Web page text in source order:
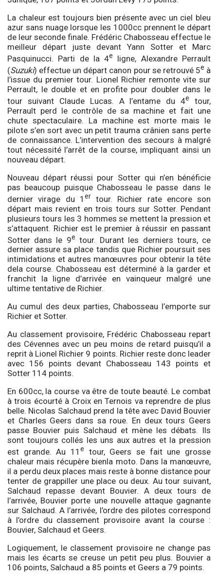
La chaleur est toujours bien présente avec un ciel bleu
azur sans nuage lorsque les 1000cc prennent le départ
de leur seconde finale. Frédéric Chabosseau effectue le
meilleur départ juste devant Yann Sotter et Marc
Pasquinucci. Parti de la 4e
ligne, Alexandre Perrault
(Suzuki) effectue un départ canon pour se retrouvé 5e à
l’issue du premier tour. Lionel Richier remonte vite sur
Perrault, le double et en profite pour doubler dans le
tour suivant Claude Lucas. A l’entame du 4e
tour,
Perrault perd le contrôle de sa machine et fait une
chute spectaculaire. La machine est morte mais le
pilote s’en sort avec un petit trauma crânien sans perte
de connaissance. L’intervention des secours à malgré
tout nécessité l’arrêt de la course, impliquant ainsi un
nouveau départ.
Nouveau départ réussi pour Sotter qui n’en bénéficie
pas beaucoup puisque Chabosseau le passe dans le
dernier virage du 1 er
tour. Richier rate encore son
départ mais revient en trois tours sur Sotter. Pendant
plusieurs tours les 3 hommes se mettent la pression et
s’attaquent. Richier est le premier à réussir en passant
Sotter dans le 9e tour. Durant les derniers tours, ce
dernier assure sa place tandis que Richier poursuit ses
intimidations et autres manœuvres pour obtenir la tête
dela course. Chabosseau est déterminé à la garder et
franchit la ligne d’arrivée en vainqueur malgré une
ultime tentative de Richier.
Au cumul des deux parties, Chabosseau l’emporte sur
Richier et Sotter.
Au classement provisoire, Frédéric Chabosseau repart
des Cévennes avec un peu moins de retard puisqu’il a
reprit à Lionel Richier 9 points. Richier reste donc leader
avec 156 points devant Chabosseau 143 points et
Sotter 114 points.
En 600cc, la course va être de toute beauté. Le combat
à trois écourté à Croix en Ternois va reprendre de plus
belle. Nicolas Salchaud prend la tête avec David Bouvier
et Charles Geers dans sa roue. En deux tours Geers
passe Bouvier puis Salchaud et mène les débats. Ils
sont toujours collés les uns aux autres et la pression
est grande. Au 11 e
tour, Geers se fait une grosse
chaleur mais récupère bienla moto. Dans la manœuvre,
il a perdu deux places mais reste à bonne distance pour
tenter de grappiller une place ou deux. Au tour suivant,
Salchaud repasse devant Bouvier. A deux tours de
l’arrivée, Bouvier porte une nouvelle attaque gagnante
sur Salchaud. A l’arrivée, l’ordre des pilotes correspond
à l’ordre du classement provisoire avant la course :
Bouvier, Salchaud et Geers.
Logiquement, le classement provisoire ne change pas
mais les écarts se creuse un petit peu plus. Bouvier a
106 points, Salchaud a 85 points et Geers a 79 points.